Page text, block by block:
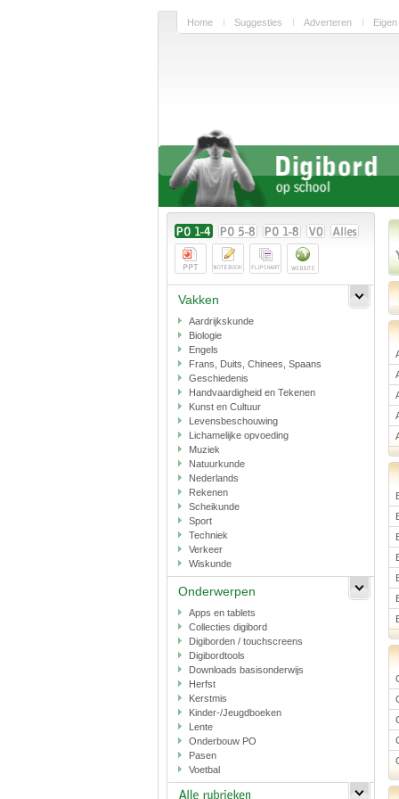
Home Suggesties Adverteren
Vakken
Aardrijkskunde
Biologie
Engels
Frans, Duits, Chinees, Spaans
Geschiedenis
Handvaardigheid en Tekenen
Kunst en Cultuur
Levensbeschouwing
Lichamelijke opvoeding
Muziek
Natuurkunde
Nederlands
Rekenen
Scheikunde
Sport
Techniek
Verkeer
Wiskunde
Onderwerpen
Apps en tablets
Collecties digibord
Digiborden / touchscreens
Digibordtools
Downloads basisonderwijs
Herfst
Kerstmis
Kinder-/Jeugdboeken
Lente
Onderbouw PO
Pasen
Voetbal